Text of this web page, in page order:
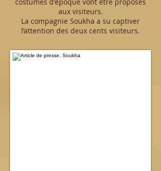
aux visiteurs.
La compagnie Soukha a su captiver
l’attention des deux cents visiteurs.